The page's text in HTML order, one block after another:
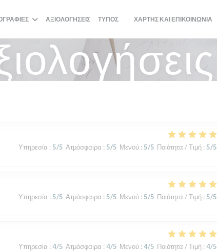
ΑΞΙΟΛΟΓΉΣΕΙΣ ΤΎΠΟΣ
((ΑΝΟΊΓΕΙ ΣΕ ΝΈΟ ΠΑΡΆΘΥΡΟ))
ΧΆΡΤΗΣ ΚΑΙ ΕΠΙΚΟΙΝΩΝΊΑ
Υπηρεσία : 5/5 Ατμόσφαιρα : 5/5 Μενού: 5/5 Ποιότητα / Τιμή: 5/5
Υπηρεσία : 5/5 Ατμόσφαιρα : 5/5 Μενού: 5/5 Ποιότητα / Τιμή: 5/5
Υπηρεσία : 4/5 Ατμόσφαιρα : 4/5 Μενού: 4/5 Ποιότητα / Τιμή: 4/5